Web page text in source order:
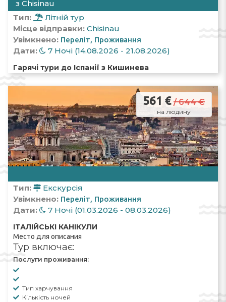
з Chisinau
Тип:
Літній тур
Місце відправки:Chisinau
Увімкнено: Переліт Проживання
Дати: 7 Ночі (14.08.2026 - 21.08.2026)
Гарячі тури до Іспанії з Кишинева
561 €/ 644 €
на людину
Тип:
Екскурсія
Увімкнено: Переліт Проживання
Дати: 7 Ночі (01.03.2026 - 08.03.2026)
ІТАЛІЙСЬКІ КАНІКУЛИ
Место для описания
Тур включає:
Послуги проживання:
Тип харчування
Кількість ночей